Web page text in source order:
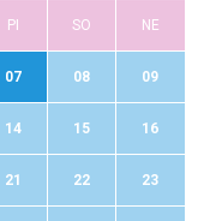
PI SO NE
07 08 09
14 15 16
21 22 23